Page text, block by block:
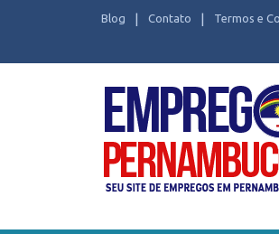
Blog Contato Termos e